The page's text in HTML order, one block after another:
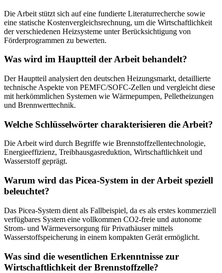
Die Arbeit stützt sich auf eine fundierte Literaturrecherche sowie
eine statische Kostenvergleichsrechnung, um die Wirtschaftlichkeit
der verschiedenen Heizsysteme unter Berücksichtigung von
Förderprogrammen zu bewerten.
Was wird im Hauptteil der Arbeit behandelt?
Der Hauptteil analysiert den deutschen Heizungsmarkt, detaillierte
technische Aspekte von PEMFC/SOFC-Zellen und vergleicht diese
mit herkömmlichen Systemen wie Wärmepumpen, Pelletheizungen
und Brennwerttechnik.
Welche Schlüsselwörter charakterisieren die Arbeit?
Die Arbeit wird durch Begriffe wie Brennstoffzellentechnologie,
Energieeffizienz, Treibhausgasreduktion, Wirtschaftlichkeit und
Wasserstoff geprägt.
Warum wird das Picea-System in der Arbeit speziell
beleuchtet?
Das Picea-System dient als Fallbeispiel, da es als erstes kommerziell
verfügbares System eine vollkommen CO2-freie und autonome
Strom- und Wärmeversorgung für Privathäuser mittels
Wasserstoffspeicherung in einem kompakten Gerät ermöglicht.
Was sind die wesentlichen Erkenntnisse zur
Wirtschaftlichkeit der Brennstoffzelle?